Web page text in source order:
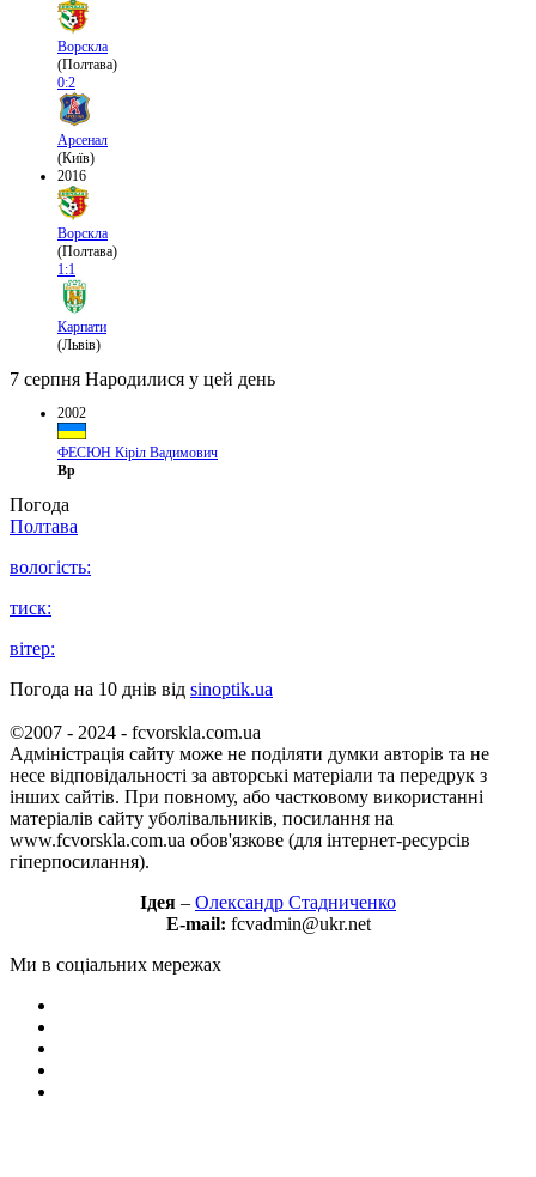
Ворскла
(Полтава)
0:2
Арсенал
(Київ)
2016
Ворскла
(Полтава)
1:1
Карпати
(Львів)
7 серпня Народилися у цей день
2002
ФЕСЮН Кіріл Вадимович
Вр
Погода
Полтава
вологість:
тиск:
вітер:
Погода на 10 днів від sinoptik.ua
©2007 - 2024 - fcvorskla.com.ua
Адміністрація сайту може не поділяти думки авторів та не
несе відповідальності за авторські матеріали та передрук з
інших сайтів. При повному, або частковому використанні
матеріалів сайту уболівальників, посилання на
www.fcvorskla.com.ua обов'язкове (для інтернет-ресурсів
гіперпосилання).
Ідея – Олександр Стадниченко
E-mail: fcvadmin@ukr.net
Ми в соціальних мережах